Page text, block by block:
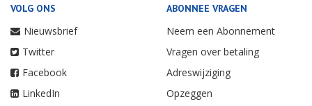
VOLG ONS
Nieuwsbrief
Twitter
Facebook
LinkedIn
ABONNEE VRAGEN
Neem een Abonnement
Vragen over betaling
Adreswijziging
Opzeggen